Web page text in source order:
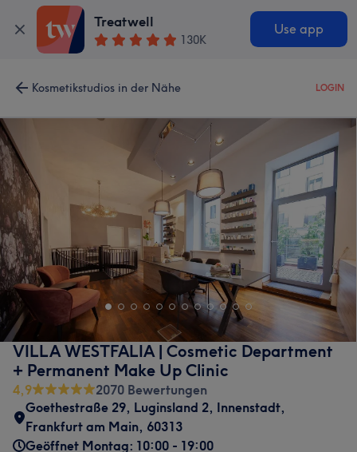
Treatwell
130K
Use app
Kosmetikstudios in der Nähe LOGIN
VILLA WESTFALIA | Cosmetic Department
+ Permanent Make Up Clinic
4,9
2070 Bewertungen
Goethestraße 29, Luginsland 2, Innenstadt,
Frankfurt am Main, 60313
Geöffnet Montag: 10:00 - 19:00